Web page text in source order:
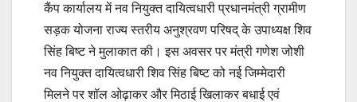
कैंप कार्यालय में नव नियुक्त दायित्वधारी प्रधानमंत्री ग्रामीण
सड़क योजना राज्य स्तरीय अनुश्रवण परिषद् के उपाध्यक्ष शिव
सिंह बिष्ट ने मुलाकात की। इस अवसर पर मंत्री गणेश जोशी
नव नियुक्त दायित्वधारी शिव सिंह बिष्ट को नई जिम्मेदारी
मिलने पर शॉल ओढ़ाकर और मिठाई खिलाकर बधाई एवं